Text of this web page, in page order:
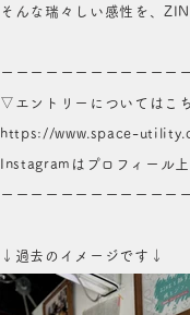
そんな瑞々しい感性を、
ーーーーーーーーーーーー
▽エントリーについてはこ
https://www.space-
Instagramはプロフィール
ーーーーーーーーーーーー
↓過去のイメージです↓